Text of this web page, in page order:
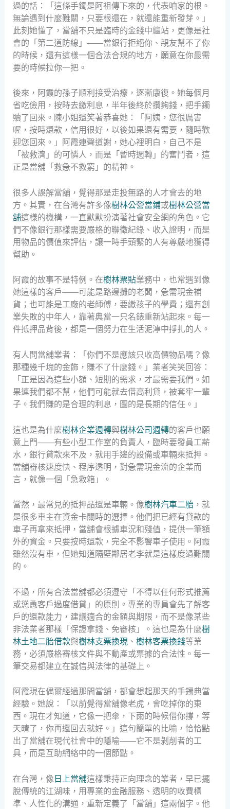
過的話：「這條手鐲是阿祖傳下來的，代表咱家的根。
無論遇到什麼難關，只要根還在，就還能重新發芽。」
此刻她懂了，當舖不只是臨時的金錢中繼站，更像是社
會的「第二道防線」——當銀行拒絕你、親友幫不了你
的時候，還有這樣一個合法合規的地方，願意在你最需
要的時候拉你一把。
後來，阿霞的孫子順利接受治療，逐漸康復。她每個月
省吃儉用，按時去繳利息，半年後終於攢夠錢，把手鐲
贖了回來。陳小姐還笑著恭喜她：「阿姨，您很厲害
喔，按時還款，信用很好，以後如果還有需要，隨時歡
迎您回來。」阿霞連聲道謝，她心裡明白，自己不是
「被救濟」的可憐人，而是「暫時週轉」的奮鬥者，這
正是當舖「救急不救窮」的精神。
很多人誤解當舖，覺得那是走投無路的人才會去的地
方。其實，在台灣有許多像樹林公營當鋪或樹林公營當
舖這樣的機構，一直默默扮演著社會安全網的角色。它
們不像銀行那樣需要嚴格的聯徵紀錄、收入證明，而是
用物品的價值來評估，讓一時手頭緊的人有尊嚴地獲得
幫助。
阿霞的故事不是特例。在樹林票貼業務中，也常遇到像
她這樣的客戶——可能是路邊攤的老闆，急需現金補
貨；也可能是工廠的老師傅，要繳孩子的學費；還有創
業失敗的中年人，靠著典當一只名錶重新站起來。每一
件抵押品背後，都是一個努力在生活泥濘中掙扎的人。
有人問當舖業者：「你們不是應該只收高價物品嗎？像
那種幾千塊的金飾，賺不了什麼錢。」業者笑笑回答：
「正是因為這些小額、短期的需求，才最需要我們。如
果連我們都不幫，他們可能就去借高利貸，被套牢一輩
子。我們賺的是合理的利息，圖的是長期的信任。」
這也是為什麼樹林企業週轉與樹林公司週轉的客戶也願
意上門——有些小型工作室的負責人，臨時要發員工薪
水，銀行貸款來不及，就用手邊的設備或車輛來抵押。
當舖審核速度快、程序透明，對急需現金流的企業而
言，就像一個「急救箱」。
當然，最常見的抵押品還是車輛。像樹林汽車二胎，就
是很多車主在資金卡關時的選擇。他們把已經有貸款的
車子再拿來抵押，當舖會根據車況和殘值，提供一筆額
外的資金。只要按時還款，完全不影響車子使用。阿霞
雖然沒有車，但她知道隔壁鄰居老李就是這樣度過難關
的。
不過，所有合法當舖都必須遵守「不得以任何形式推薦
或慫恿客戶過度借貸」的原則。專業的專員會先了解客
戶的還款能力，建議適合的金額與期限，而不是像某些
非法業者那樣「保證拿錢、免審核」。這也是為什麼樹
林土地二胎借款與樹林支票換現 、 樹林客票換錢等業
務，必須嚴格審核文件與不動產或票據的合法性。每一
筆交易都建立在誠信與法律的基礎上。
阿霞現在偶爾經過那間當舖，都會想起那天的手鐲典當
經驗。她說：「以前覺得當舖像老虎，會吃掉你的東
西。現在才知道，它像一把傘，下雨的時候借你撐，等
天晴了，你再還回去就好。」這句簡單的比喻，恰恰點
出了當舖在現代社會中的隱喻——它不是剝削者的工
具，而是互助網絡中的一個節點。
在台灣，像 日上當舖這樣秉持正向理念的業者，早已擺
脫傳統的江湖味，用專業的金融服務、透明的收費標
準、人性化的溝通，重新定義了「當舖」這兩個字。他